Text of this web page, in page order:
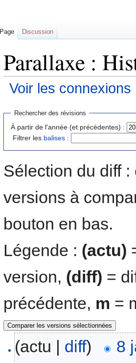
Parallaxe :
Voir les
Rechercher des révisions
À partir de l'année (et précédentes) :
Filtrer les balises :
Sélection du diff
versions à
bouton en bas.
Légende : (actu)
version, (diff) =
précédente, m =
(actu | diff)
8
Page Discussion